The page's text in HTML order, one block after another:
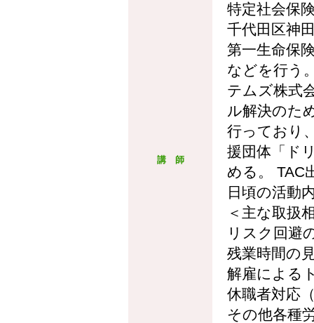
講 師
特定社会保
千代田区神
第一生命保
などを行う
テムズ株式
ル解決のた
行っており
援団体「ド
める。 TAC
日頃の活動
＜主な取扱
リスク回避
残業時間の
解雇による
休職者対応
その他各種